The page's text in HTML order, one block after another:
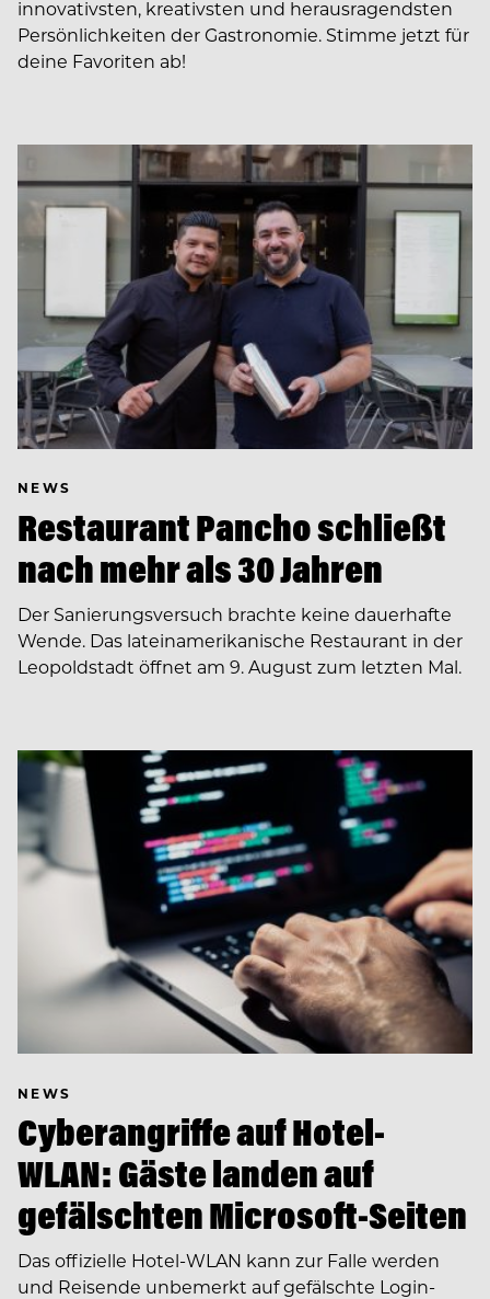
innovativsten, kreativsten und herausragendsten
Persönlichkeiten der Gastronomie. Stimme jetzt für
deine Favoriten ab!
NEWS
Restaurant Pancho schließt
nach mehr als 30 Jahren
Der Sanierungsversuch brachte keine dauerhafte
Wende. Das lateinamerikanische Restaurant in der
Leopoldstadt öffnet am 9. August zum letzten Mal.
NEWS
Cyberangriffe auf Hotel-
WLAN: Gäste landen auf
gefälschten Microsoft-Seiten
Das offizielle Hotel-WLAN kann zur Falle werden
und Reisende unbemerkt auf gefälschte Login-